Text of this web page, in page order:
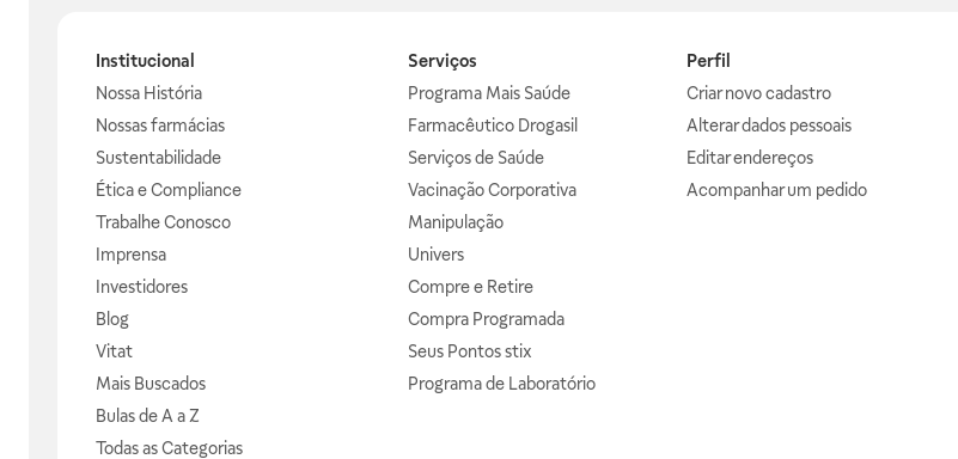
Institucional
Nossa História
Nossas farmácias
Sustentabilidade
Ética e Compliance
Trabalhe Conosco
Imprensa
Investidores
Blog
Vitat
Mais Buscados
Bulas de A a Z
Todas as Categorias
Serviços
Programa Mais Saúde
Farmacêutico Drogasil
Serviços de Saúde
Vacinação Corporativa
Manipulação
Univers
Compre e Retire
Compra Programada
Seus Pontos stix
Programa de Laboratório
Perfil
Criar novo cadastro
Alterar dados pessoais
Editar endereços
Acompanhar um pedido